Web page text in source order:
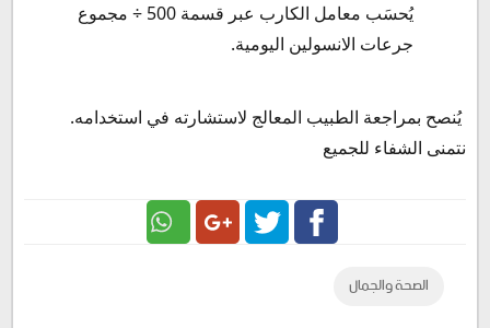
يُحسَب معامل الكارب عبر قسمة 500 ÷ مجموع
جرعات الانسولين اليومية.
يُنصح بمراجعة الطبيب المعالج لاستشارته في استخدامه.
نتمنى الشفاء للجميع
الصحة والجمال